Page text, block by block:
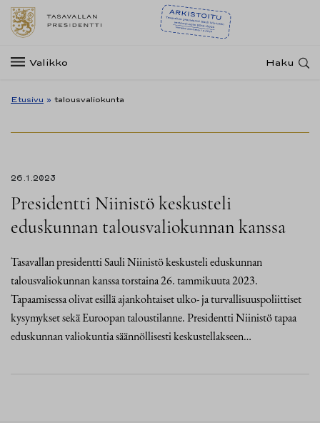
Valikko Haku
Etusivu » talousvaliokunta
26.1.2023
Presidentti Niinistö keskusteli
eduskunnan talousvaliokunnan kanssa
Tasavallan presidentti Sauli Niinistö keskusteli eduskunnan
talousvaliokunnan kanssa torstaina 26. tammikuuta 2023.
Tapaamisessa olivat esillä ajankohtaiset ulko- ja turvallisuuspoliittiset
kysymykset sekä Euroopan taloustilanne. Presidentti Niinistö tapaa
eduskunnan valiokuntia säännöllisesti keskustellakseen…